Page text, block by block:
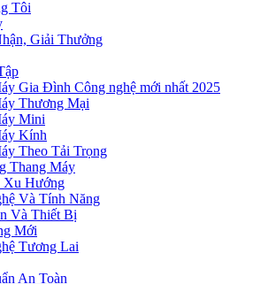
Tôi
Giải Thưởng
Gia Đình Công nghệ mới nhất 2025
Thương Mại
Mini
Kính
Theo Tải Trọng
Thang Máy
Xu Hướng
Và Tính Năng
Và Thiết Bị
Mới
Tương Lai
An Toàn